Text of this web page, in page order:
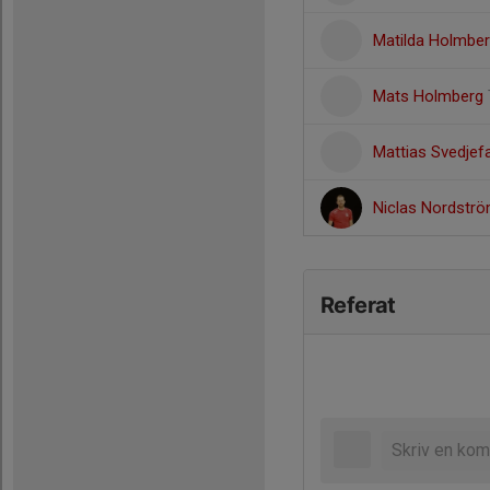
Matilda
Mats Holmberg
Mattias
Niclas
Referat